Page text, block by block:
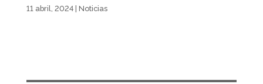
11 abril, 2024| Noticias